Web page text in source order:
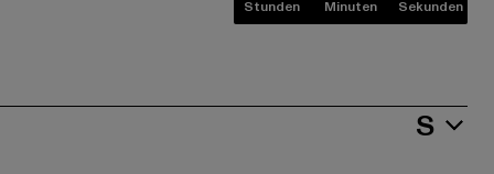
Stunden Minuten Sekunden
S